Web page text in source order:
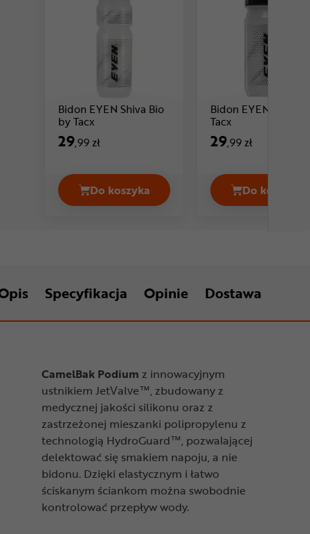
Bidon EYEN Shiva Bio
by Tacx
29,99 zł
Do koszyka
Bidon EYEN Shiva Bio by Tacx Cena
Bidon EYEN Daiya
Tacx
29,99 zł
Do koszyka
Bidon
Specyfikacja Opinie Dostawa
CamelBak Podium z innowacyjnym
ustnikiem JetValve™, zbudowany z
medycznej jakości silikonu oraz z
zastrzeżonej mieszanki polipropylenu z
technologią HydroGuard™, pozwalającej
delektować się smakiem napoju, a nie
bidonu. Dzięki elastycznym i łatwo
ściskanym ściankom można swobodnie
kontrolować przepływ wody.